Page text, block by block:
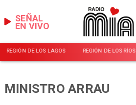
EN VIVO
SEÑAL
REGIÓN DE LOS LAGOS REGIÓN DE LOS RÍOS
MINISTRO ARRAU